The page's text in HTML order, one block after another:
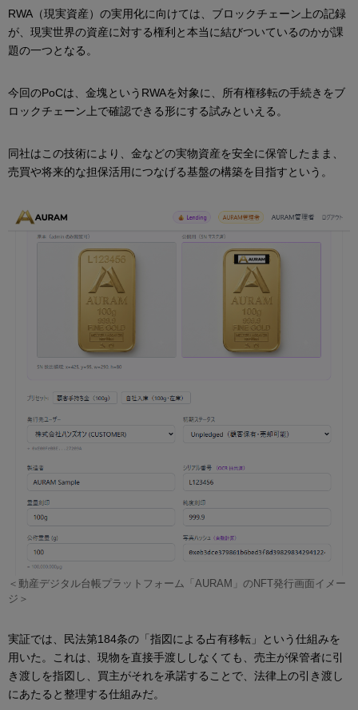
RWA（現実資産）の実用化に向けては、ブロックチェーン上の記録
が、現実世界の資産に対する権利と本当に結びついているのかが課
題の一つとなる。
今回のPoCは、金塊というRWAを対象に、所有権移転の手続きをブ
ロックチェーン上で確認できる形にする試みといえる。
同社はこの技術により、金などの実物資産を安全に保管したまま、
売買や将来的な担保活用につなげる基盤の構築を目指すという。
＜動産デジタル台帳プラットフォーム「AURAM」のNFT発行画面イメー
ジ＞
実証では、民法第184条の「指図による占有移転」という仕組みを
用いた。これは、現物を直接手渡ししなくても、売主が保管者に引
き渡しを指図し、買主がそれを承諾することで、法律上の引き渡し
にあたると整理する仕組みだ。